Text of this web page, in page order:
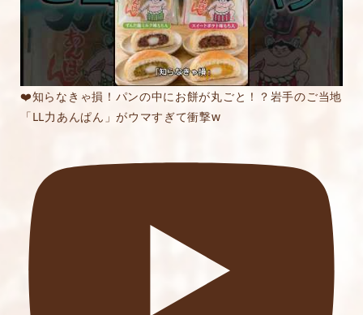
❤️知らなきゃ損！パンの中にお餅が丸ごと！？岩手のご当地
「LL力あんぱん」がウマすぎて衝撃w